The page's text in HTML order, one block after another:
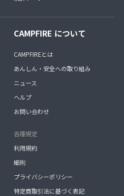
CAMPFIRE について
CAMPFIREとは
あんしん・安全への取り組み
ニュース
ヘルプ
お問い合わせ
各種規定
利用規約
細則
プライバシーポリシー
特定商取引法に基づく表記